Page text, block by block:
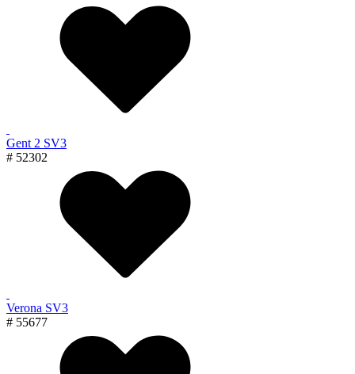
Gent 2 SV3
# 52302
Verona SV3
# 55677